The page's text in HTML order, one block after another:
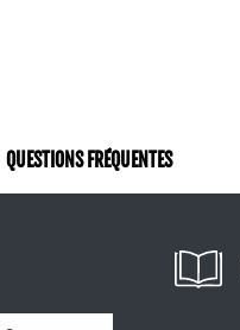
QUESTIONS FRÉQUENTES